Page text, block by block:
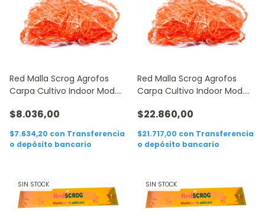
Red Malla Scrog Agrofos
Carpa Cultivo Indoor Mod.
$8.036,00
$7.634,20 con Transferencia
o depósito bancario
Red Malla Scrog Agrofos
Carpa Cultivo Indoor Mod.
$22.860,00
$21.717,00 con Transferencia
o depósito bancario
SIN STOCK SIN STOCK